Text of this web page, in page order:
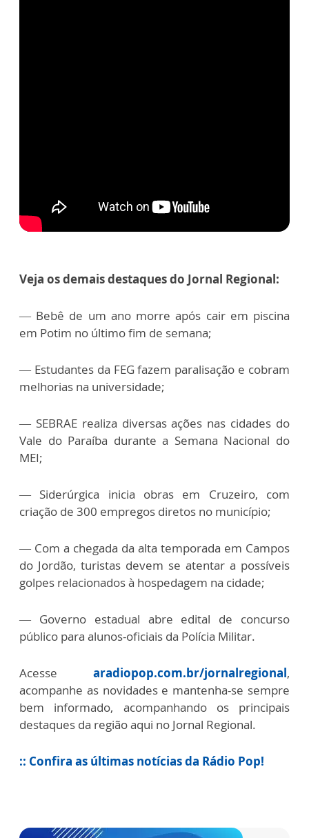
Veja os demais destaques do Jornal Regional:
— Bebê de um ano morre após cair em piscina
em Potim no último fim de semana;
— Estudantes da FEG fazem paralisação e cobram
melhorias na universidade;
— SEBRAE realiza diversas ações nas cidades do
Vale do Paraíba durante a Semana Nacional do
MEI;
— Siderúrgica inicia obras em Cruzeiro, com
criação de 300 empregos diretos no município;
— Com a chegada da alta temporada em Campos
do Jordão, turistas devem se atentar a possíveis
golpes relacionados à hospedagem na cidade;
— Governo estadual abre edital de concurso
público para alunos-oficiais da Polícia Militar.
Acesse aradiopop.com.br/jornalregional,
acompanhe as novidades e mantenha-se sempre
bem informado, acompanhando os principais
destaques da região aqui no Jornal Regional.
:: Confira as últimas notícias da Rádio Pop!